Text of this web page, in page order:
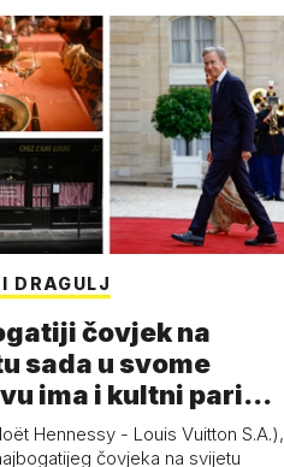
DRAGULJ
čovjek na
sada u svome
ima i kultni pariški
Hennessy - Louis Vuitton S.A.),
čovjeka na svijetu